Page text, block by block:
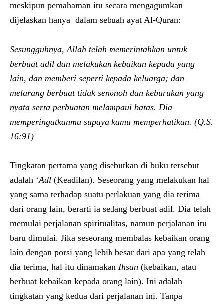
meskipun pemahaman itu secara mengagumkan
dijelaskan hanya dalam sebuah ayat Al-Quran:
Sesungguhnya, Allah telah memerintahkan untuk
berbuat adil dan melakukan kebaikan kepada yang
lain, dan memberi seperti kepada keluarga; dan
melarang berbuat tidak senonoh dan keburukan yang
nyata serta perbuatan melampaui batas. Dia
memperingatkanmu supaya kamu memperhatikan. (Q.S.
16:91)
Tingkatan pertama yang disebutkan di buku tersebut
adalah ‘Adl (Keadilan). Seseorang yang melakukan hal
yang sama terhadap suatu perlakuan yang dia terima
dari orang lain, berarti ia sedang berbuat adil. Dia telah
memulai perjalanan spiritualitas, namun perjalanan itu
baru dimulai. Jika seseorang membalas kebaikan orang
lain dengan porsi yang lebih besar dari apa yang telah
dia terima, hal itu dinamakan Ihsan (kebaikan, atau
berbuat kebaikan kepada orang lain). Ini adalah
tingkatan yang kedua dari perjalanan ini. Tanpa